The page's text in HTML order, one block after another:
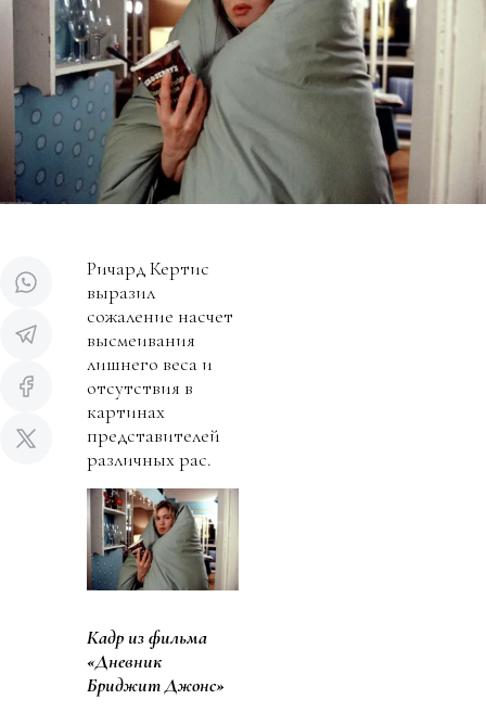
Ричард Кертис
выразил
сожаление насчет
высмеивания
лишнего веса и
отсутствия в
картинах
представителей
различных рас.
Кадр из фильма
«Дневник
Бриджит Джонс»